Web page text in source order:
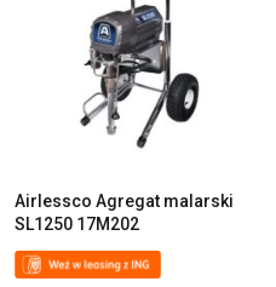
Airlessco Agregat malarski
SL1250 17M202